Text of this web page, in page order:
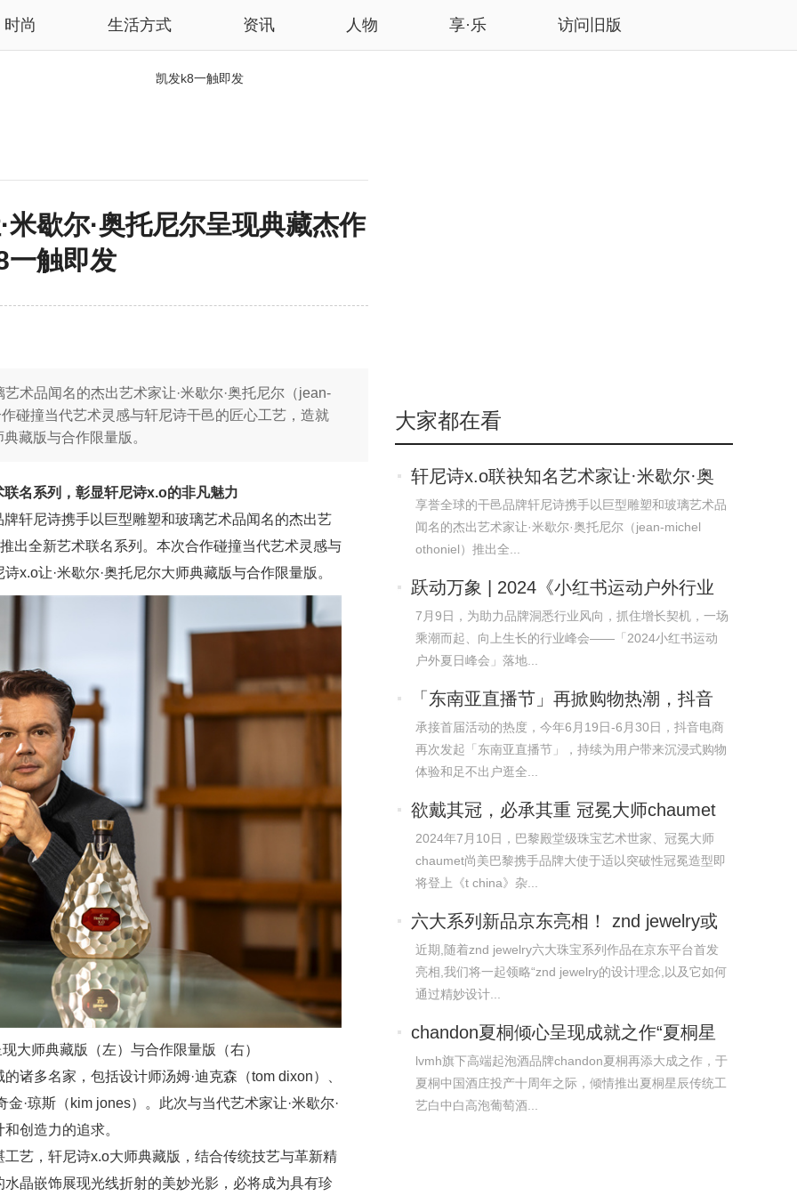
时尚 生活方式 资讯 人物 享·乐 访问旧版
凯发k8一触即发
歇尔·奥托尼尔呈现典藏杰作
一触即发
术品闻名的杰出艺术家让·米歇尔·奥托尼尔（jean-
碰撞当代艺术灵感与轩尼诗干邑的匠心工艺，造就
藏版与合作限量版。
联名系列，彰显轩尼诗x.o的非凡魅力
轩尼诗携手以巨型雕塑和玻璃艺术品闻名的杰出艺
出全新艺术联名系列。本次合作碰撞当代艺术灵感与
x.o让·米歇尔·奥托尼尔大师典藏版与合作限量版。
大师典藏版（左）与合作限量版（右）
诸多名家，包括设计师汤姆·迪克森（tom dixon）、
·琼斯（kim jones）。此次与当代艺术家让·米歇尔·
创造力的追求。
艺，轩尼诗x.o大师典藏版，结合传统技艺与革新精
晶嵌饰展现光线折射的美妙光影，必将成为具有珍
大家都在看
轩尼诗x.o联袂知名艺术家让·米歇尔·奥
托
享誉全球的干邑品牌轩尼诗携手以巨型雕塑和玻璃艺术品
闻名的杰出艺术家让·米歇尔·奥托尼尔（jean-michel
othoniel）推出全...
跃动万象 | 2024《小红书运动户外行业
白
7月9日，为助力品牌洞悉行业风向，抓住增长契机，一场
乘潮而起、向上生长的行业峰会——「2024小红书运动
户外夏日峰会」落地...
「东南亚直播节」再掀购物热潮，抖音
商城全
承接首届活动的热度，今年6月19日-6月30日，抖音电商
再次发起「东南亚直播节」，持续为用户带来沉浸式购物
体验和足不出户逛全...
欲戴其冠，必承其重 冠冕大师chaumet
尚美
2024年7月10日，巴黎殿堂级珠宝艺术世家、冠冕大师
chaumet尚美巴黎携手品牌大使于适以突破性冠冕造型即
将登上《t china》杂...
六大系列新品京东亮相！ znd jewelry或
近期,随着znd jewelry六大珠宝系列作品在京东平台首发
亮相,我们将一起领略“znd jewelry的设计理念,以及它如何
通过精妙设计...
chandon夏桐倾心呈现成就之作“夏桐星
辰”
lvmh旗下高端起泡酒品牌chandon夏桐再添大成之作，于
夏桐中国酒庄投产十周年之际，倾情推出夏桐星辰传统工
艺白中白高泡葡萄酒...